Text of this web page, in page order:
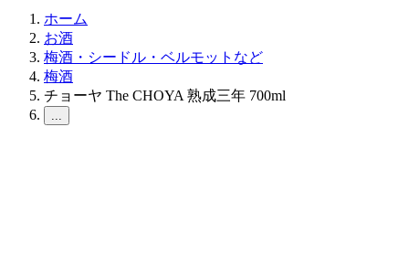
ホーム
お酒
梅酒・シードル・ベルモットなど
梅酒
チョーヤ The CHOYA 熟成三年 700ml
...